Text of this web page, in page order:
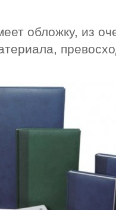
обложку, из